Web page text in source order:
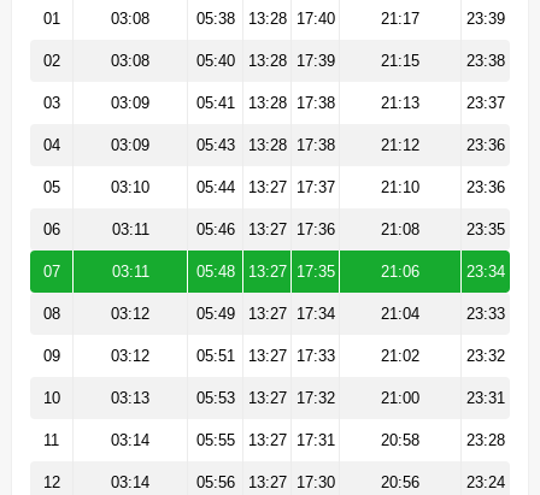
01 03:08 05:38 13:28 17:40 21:17 23:39
02 03:08 05:40 13:28 17:39 21:15 23:38
03 03:09 05:41 13:28 17:38 21:13 23:37
04 03:09 05:43 13:28 17:38 21:12 23:36
05 03:10 05:44 13:27 17:37 21:10 23:36
06 03:11 05:46 13:27 17:36 21:08 23:35
07 03:11 05:48 13:27 17:35 21:06 23:34
08 03:12 05:49 13:27 17:34 21:04 23:33
09 03:12 05:51 13:27 17:33 21:02 23:32
10 03:13 05:53 13:27 17:32 21:00 23:31
11 03:14 05:55 13:27 17:31 20:58 23:28
12 03:14 05:56 13:27 17:30 20:56 23:24